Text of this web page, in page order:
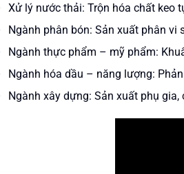
Xử lý nước thải: Trộn hóa chất keo
Ngành phân bón: Sản xuất phân vi
Ngành thực phẩm – mỹ phẩm:
Ngành hóa dầu – năng lượng:
Ngành xây dựng: Sản xuất phụ gia,